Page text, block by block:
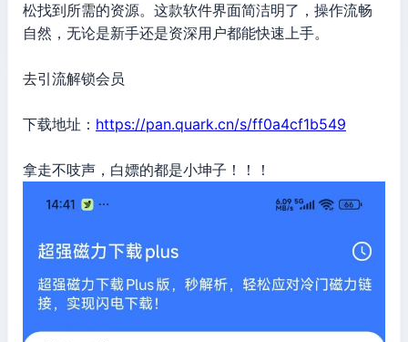
松找到所需的资源。这款软件界面简洁明了，操作流畅
自然，无论是新手还是资深用户都能快速上手。
去引流解锁会员
下载地址： https://pan.quark.cn/s/ff0a4cf1b549
拿走不吱声，白嫖的都是小坤子！！！